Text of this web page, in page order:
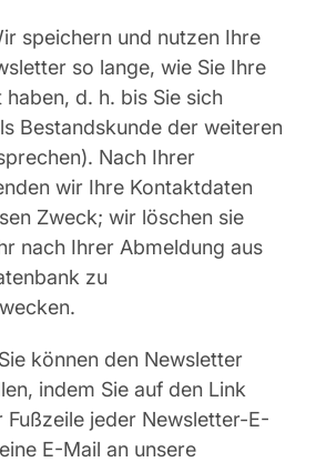
speichern und nutzen Ihre
so lange, wie Sie Ihre
d. h. bis Sie sich
Bestandskunde der weiteren
Nach Ihrer
wir Ihre Kontaktdaten
Zweck; wir löschen sie
nach Ihrer Abmeldung aus
zu
Sie können den Newsletter
indem Sie auf den Link
Fußzeile jeder Newsletter-E-
E-Mail an unsere